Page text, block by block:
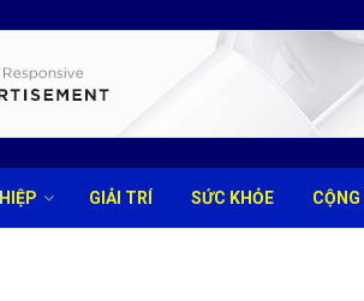
GIẢI TRÍ SỨC KHỎE